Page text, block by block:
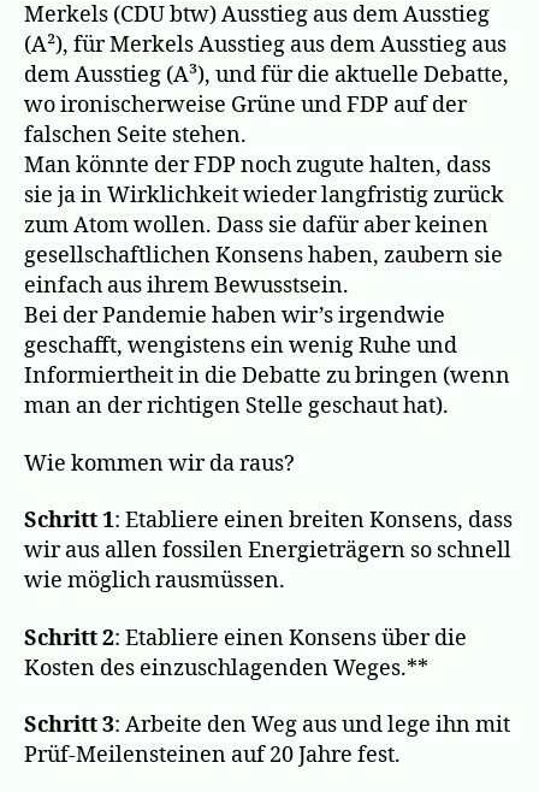
Merkels (CDU btw) Ausstieg aus dem Ausstieg
(A²), für Merkels Ausstieg aus dem Ausstieg aus
dem Ausstieg (A³), und für die aktuelle Debatte,
wo ironischerweise Grüne und FDP auf der
falschen Seite stehen.
Man könnte der FDP noch zugute halten, dass
sie ja in Wirklichkeit wieder langfristig zurück
zum Atom wollen. Dass sie dafür aber keinen
gesellschaftlichen Konsens haben, zaubern sie
einfach aus ihrem Bewusstsein.
Bei der Pandemie haben wir’s irgendwie
geschafft, wengistens ein wenig Ruhe und
Informiertheit in die Debatte zu bringen (wenn
man an der richtigen Stelle geschaut hat).
Wie kommen wir da raus?
Schritt 1: Etabliere einen breiten Konsens, dass
wir aus allen fossilen Energieträgern so schnell
wie möglich rausmüssen.
Schritt 2: Etabliere einen Konsens über die
Kosten des einzuschlagenden Weges.**
Schritt 3: Arbeite den Weg aus und lege ihn mit
Prüf-Meilensteinen auf 20 Jahre fest.